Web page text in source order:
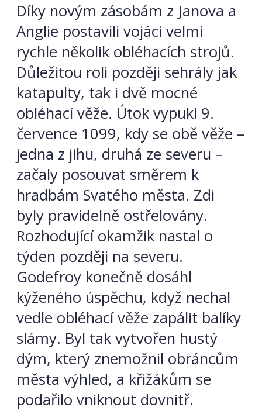
Díky novým zásobám z Janova a
Anglie postavili vojáci velmi
rychle několik obléhacích strojů.
Důležitou roli později sehrály jak
katapulty, tak i dvě mocné
obléhací věže. Útok vypukl 9.
července 1099, kdy se obě věže –
jedna z jihu, druhá ze severu –
začaly posouvat směrem k
hradbám Svatého města. Zdi
byly pravidelně ostřelovány.
Rozhodující okamžik nastal o
týden později na severu.
Godefroy konečně dosáhl
kýženého úspěchu, když nechal
vedle obléhací věže zapálit balíky
slámy. Byl tak vytvořen hustý
dým, který znemožnil obráncům
města výhled, a křižákům se
podařilo vniknout dovnitř.